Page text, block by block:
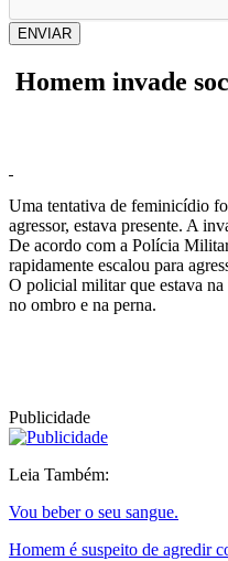
ENVIAR
Homem invade
Uma tentativa de feminicídio
agressor, estava presente. A
De acordo com a Polícia
rapidamente escalou para
O policial militar que estava na
no ombro e na perna.
Publicidade
Leia Também:
Vou beber o seu sangue.
Homem é suspeito de agredir